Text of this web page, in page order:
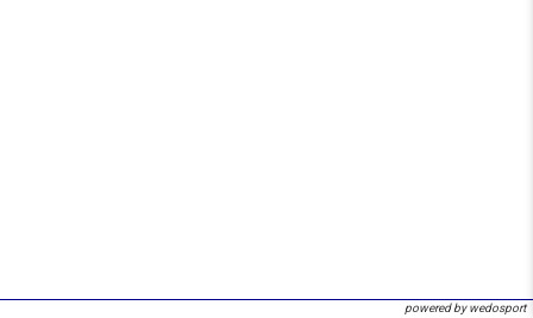
powered by wedosport